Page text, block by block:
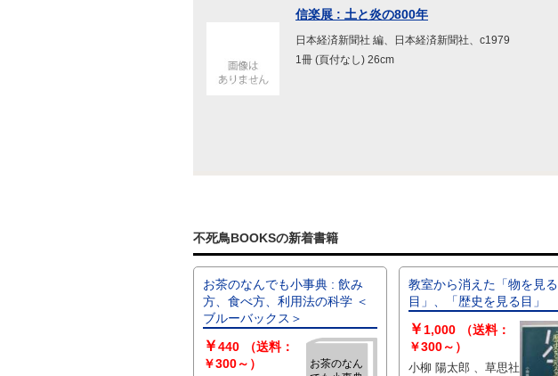
信楽展 : 土と炎の800年
日本経済新聞社 編、日本経済新聞社、c1979
1冊 (頁付なし) 26cm
不死鳥BOOKSの新着書籍
お茶のなんでも小事典 : 飲み
方、食べ方、利用法の科学 ＜
ブルーバックス＞
お茶のなん
￥440
（送料：
￥300～）
教室から消えた「物を見る
目」、「歴史を見る目」
￥ 1,000
（送料：
￥300～）
小柳 陽太郎 、草思社